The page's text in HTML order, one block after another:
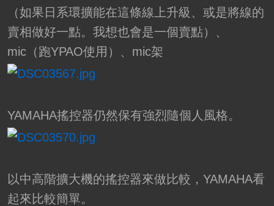
（如果日系環擴能在這條線上升級、或是將線的
賣相做好一點。我想也會是一個賣點）、
mic（跑YPAO使用）、mic架
YAMAHA搖控器仍然保有強烈隨個人風格。
以中高階擴大機的搖控器來做比較，YAMAHA看
起來比較簡單。